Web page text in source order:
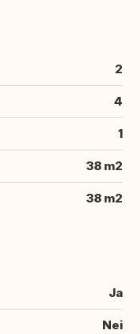
2
4
1
38 m2
38 m2
Ja
Nei